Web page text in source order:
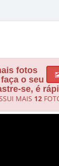
fotos
o seu
se, é
MAIS 12